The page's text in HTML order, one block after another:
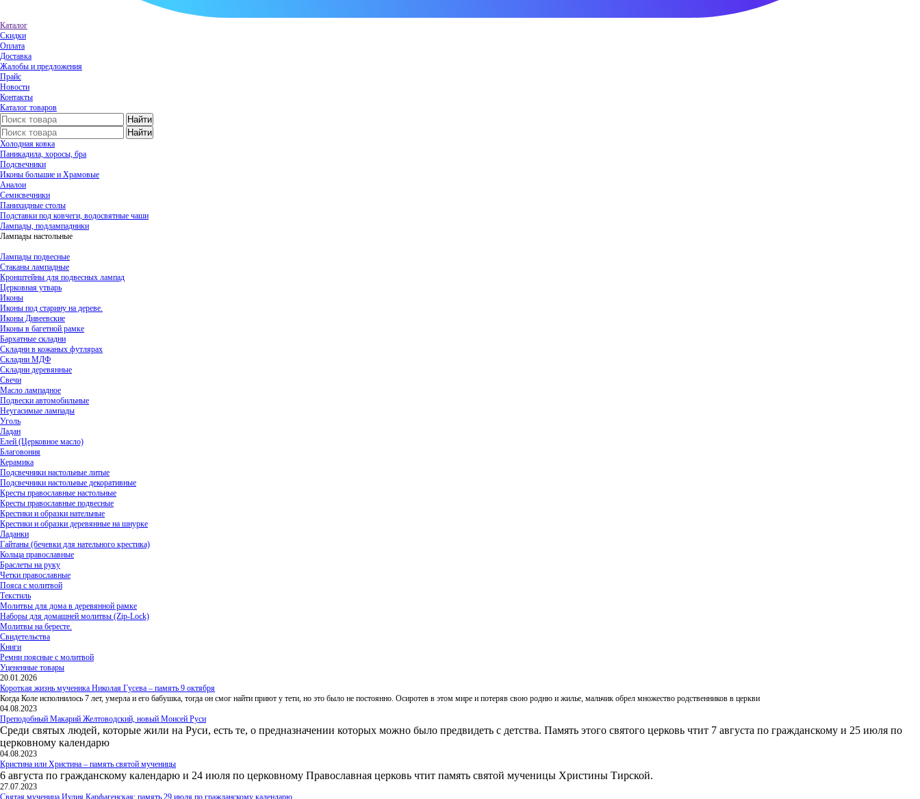
Каталог
Скидки
Оплата
Доставка
Жалобы и предложения
Прайс
Новости
Контакты
Каталог товаров
Холодная ковка
Паникадила, хоросы, бра
Подсвечники
Иконы большие и Храмовые
Аналои
Семисвечники
Панихидные столы
Подставки под ковчеги, водосвятные чаши
Лампады, подлампадники
Лампады настольные
Лампады подвесные
Стаканы лампадные
Кронштейны для подвесных лампад
Церковная утварь
Иконы
Иконы под старину на дереве.
Иконы Дивеевские
Иконы в багетной рамке
Бархатные складни
Складни в кожаных футлярах
Складни МДФ
Складни деревянные
Свечи
Масло лампадное
Подвески автомобильные
Неугасимые лампады
Уголь
Ладан
Елей (Церковное масло)
Благовония
Керамика
Подсвечники настольные литые
Подсвечники настольные декоративные
Кресты православные настольные
Кресты православные подвесные
Крестики и образки нательные
Крестики и образки деревянные на шнурке
Ладанки
Гайтаны (бечевки для нательного крестика)
Кольца православные
Браслеты на руку
Четки православные
Пояса с молитвой
Текстиль
Молитвы для дома в деревянной рамке
Наборы для домашней молитвы (Zip-Lock)
Молитвы на бересте.
Свидетельства
Книги
Ремни поясные с молитвой
Уцененные товары
20.01.2026
Короткая жизнь мученика Николая Гусева – память 9 октября
Когда Коле исполнилось 7 лет, умерла и его бабушка, тогда он смог найти приют у тети, но это было не постоянно. Осиротев в этом мире и потеряв свою родню и жилье, мальчик обрел множество родственников в церкви
04.08.2023
Преподобный Макарий Желтоводский, новый Моисей Руси
Среди святых людей, которые жили на Руси, есть те, о предназначении которых можно было предвидеть с детства. Память этого святого церковь чтит 7 августа по гражданскому и 25 июля по
церковному календарю
04.08.2023
Кристина или Христина – память святой мученицы
6 августа по гражданскому календарю и 24 июля по церковному Православная церковь чтит память святой мученицы Христины Тирской.
27.07.2023
Святая мученица Иулия Карфагенская: память 29 июля по гражданскому календарю